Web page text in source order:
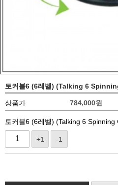
토커블6 (6레벨) (Talking 6
상품가 784,000원
토커블6 (6레벨) (Talking 6 Spinning
+1 -1